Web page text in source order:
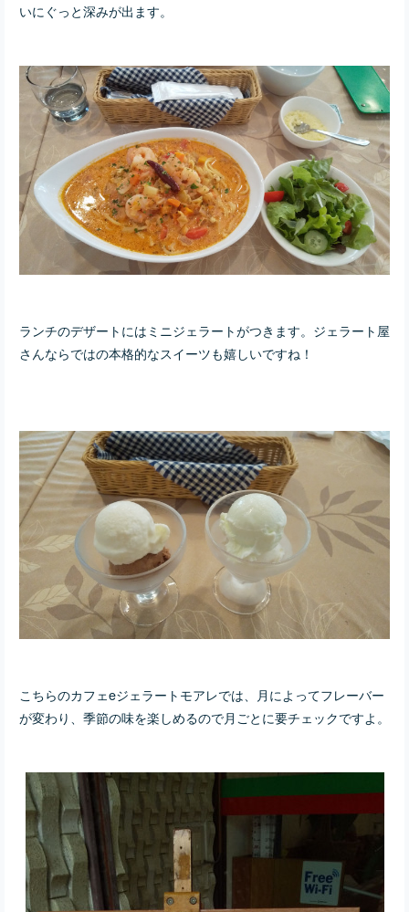
いにぐっと深みが出ます。
ランチのデザートにはミニジェラートがつきます。ジェラート屋
さんならではの本格的なスイーツも嬉しいですね！
こちらのカフェeジェラートモアレでは、月によってフレーバー
が変わり、季節の味を楽しめるので月ごとに要チェックですよ。